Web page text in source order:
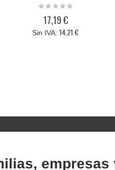
Rating:
17,19 €
14,21 €